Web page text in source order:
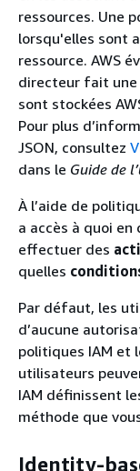
ressources. Une
lorsqu'elles sont
ressource. AWS
directeur fait une
sont stockées
Pour plus
JSON, consultez
dans le Guide de
À l’aide de
a accès à quoi
effectuer des
quelles
Par défaut, les
d’aucune
politiques IAM et
utilisateurs
IAM définissent
méthode que
Identity-